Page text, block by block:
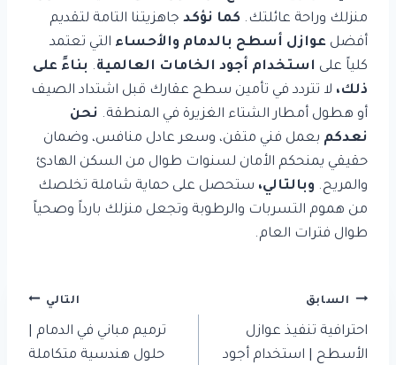
منزلك وراحة عائلتك. كما نؤكد جاهزيتنا التامة لتقديم
أفضل عوازل أسطح بالدمام والأحساء التي تعتمد
كلياً على استخدام أجود الخامات العالمية. بناءً على
ذلك، لا تتردد في تأمين سطح عقارك قبل اشتداد الصيف
أو هطول أمطار الشتاء الغزيرة في المنطقة. نحن
نعدكم بعمل فني متقن، وسعر عادل منافس، وضمان
حقيقي يمنحكم الأمان لسنوات طوال من السكن الهادئ
والمريح. وبالتالي، ستحصل على حماية شاملة تخلصك
من هموم التسربات والرطوبة وتجعل منزلك بارداً وصحياً
طوال فترات العام.
تصفّح
المقالات
السابق
احترافية تنفيذ عوازل
الأسطح | استخدام أجود
التالي
ترميم مباني في الدمام |
حلول هندسية متكاملة